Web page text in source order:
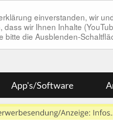
einverstanden, wir
wir Ihnen Inhalte
bitte die Ausblenden-
App's/Software